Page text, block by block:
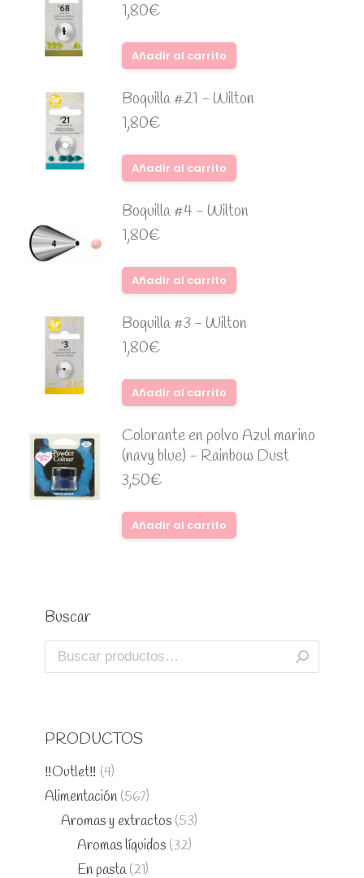
1,80€
Añadir al carrito
Boquilla #21 - Wilton
1,80€
Añadir al carrito
Boquilla #4 - Wilton
1,80€
Añadir al carrito
Boquilla #3 - Wilton
1,80€
Añadir al carrito
Colorante en polvo Azul marino
(navy blue) - Rainbow Dust
3,50€
Añadir al carrito
Buscar
PRODUCTOS
‼️Outlet‼️ (4)
Alimentación (567)
Aromas y extractos (53)
Aromas líquidos (32)
En pasta (21)